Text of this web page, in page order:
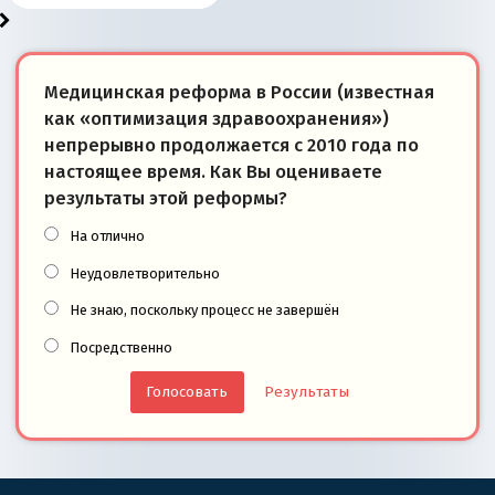
Медицинская реформа в России (известная
как «оптимизация здравоохранения»)
непрерывно продолжается с 2010 года по
настоящее время. Как Вы оцениваете
результаты этой реформы?
На отлично
Неудовлетворительно
Не знаю, поскольку процесс не завершён
Посредственно
Результаты